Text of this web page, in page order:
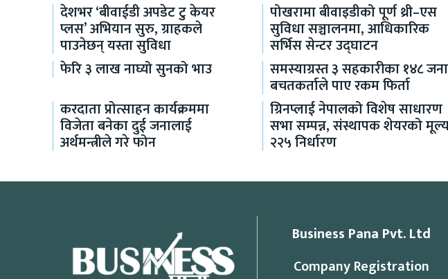
देशभर ‘बीवाईडी अपडेट टु केयर
प्लस’ अभियान सुरु, ग्राहकले
पाउनेछन् यस्ता सुविधा
पोखरामा बीवाइडीको पूर्ण थ्री–एस
सुविधा सञ्चालनमा, आधिकारिक
सर्भिस सेन्टर उद्घाटन
फेरि ३ लाख नाघ्यो सुनको भाउ
समस्याग्रस्त ३ सहकारीका १४८ जना
बचतकर्ताले पाए रकम फिर्ता
करदाता प्रोत्साहन कार्यक्रममा
विजेता बनेका दुई जनालाई
अर्थमन्त्रीले गरे फोन
ग्रिनप्लाई नेपालको विशेष साधारण
सभा सम्पन्न, संस्थापक शेयरको
२२५ निर्धारण
Business Pana Pvt. Ltd
Company Registration